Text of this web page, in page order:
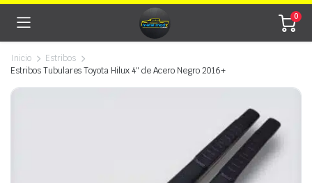
0
Inicio
Estribos
Estribos Tubulares Toyota Hilux 4″ de Acero Negro 2016+